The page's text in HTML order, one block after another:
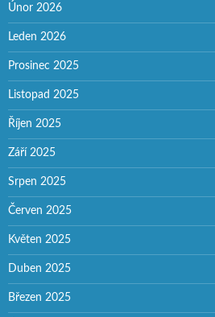
Únor 2026
Leden 2026
Prosinec 2025
Listopad 2025
Říjen 2025
Září 2025
Srpen 2025
Červen 2025
Květen 2025
Duben 2025
Březen 2025